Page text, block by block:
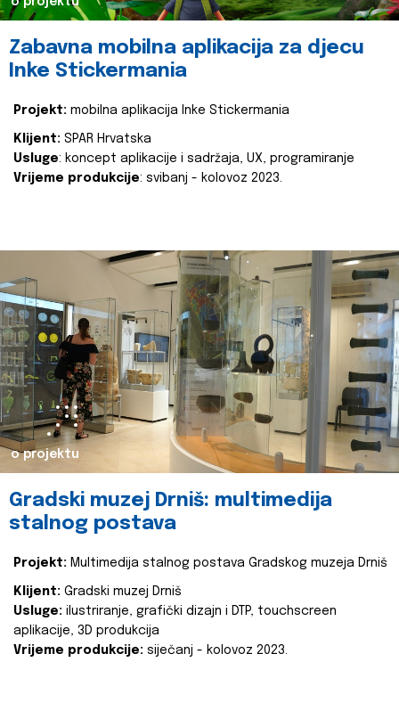
Zabavna mobilna aplikacija za djecu
Inke Stickermania
Projekt: mobilna aplikacija Inke Stickermania
Klijent: SPAR Hrvatska
Usluge: koncept aplikacije i sadržaja, UX, programiranje
Vrijeme produkcije: svibanj - kolovoz 2023.
o projektu
Gradski muzej Drniš: multimedija
stalnog postava
Projekt: Multimedija stalnog postava Gradskog muzeja Drniš
Klijent: Gradski muzej Drniš
Usluge: ilustriranje, grafički dizajn i DTP, touchscreen
aplikacije, 3D produkcija
Vrijeme produkcije: siječanj - kolovoz 2023.